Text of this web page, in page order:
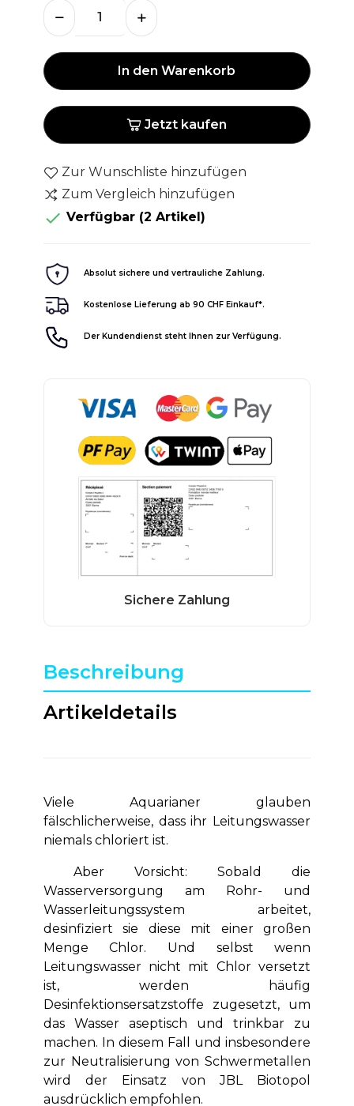
In den Warenkorb
Jetzt kaufen
Zur Wunschliste hinzufügen
Zum Vergleich hinzufügen
 Verfügbar (2 Artikel)
Absolut sichere und vertrauliche Zahlung.
Kostenlose Lieferung ab 90 CHF Einkauf*.
Der Kundendienst steht Ihnen zur Verfügung.
Beschreibung
Artikeldetails
Viele Aquarianer glauben
fälschlicherweise, dass ihr Leitungswasser
niemals chloriert ist.
Aber Vorsicht: Sobald die
Wasserversorgung am Rohr- und
Wasserleitungssystem arbeitet,
desinfiziert sie diese mit einer großen
Menge Chlor. Und selbst wenn
Leitungswasser nicht mit Chlor versetzt
ist, werden häufig
Desinfektionsersatzstoffe zugesetzt, um
das Wasser aseptisch und trinkbar zu
machen. In diesem Fall und insbesondere
zur Neutralisierung von Schwermetallen
wird der Einsatz von JBL Biotopol
ausdrücklich empfohlen.